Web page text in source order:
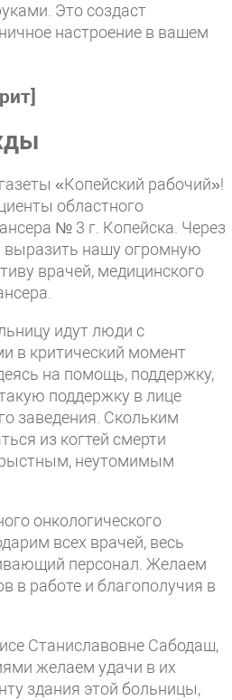
Это создаст
настроение в вашем
]
«Копейский рабочий»!
областного
№ 3 г. Копейска. Через
выразить нашу огромную
врачей, медицинского
идут люди с
в критический момент
на помощь, поддержку,
поддержку в лице
заведения. Скольким
из когтей смерти
неутомимым
онкологического
всех врачей, весь
персонал. Желаем
в работе и благополучия в
Станиславовне Сабодаш,
желаем удачи в их
здания этой больницы,